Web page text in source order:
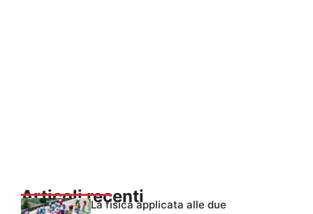
Articoli recentiLa fisica applicata alle due